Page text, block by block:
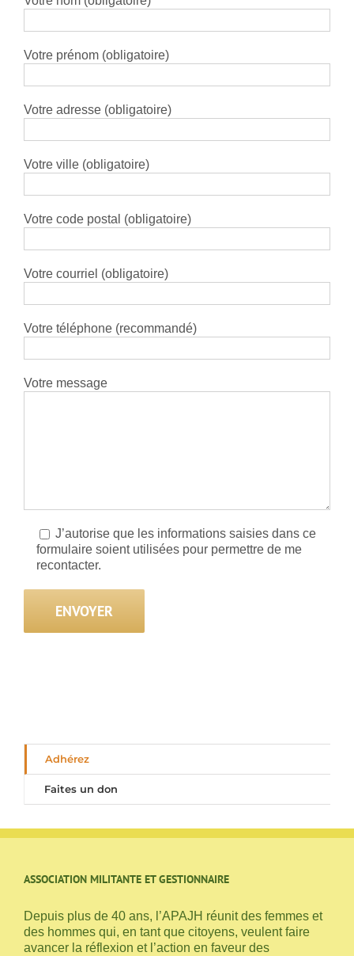
Votre prénom (obligatoire)
Votre adresse (obligatoire)
Votre ville (obligatoire)
Votre code postal (obligatoire)
Votre courriel (obligatoire)
Votre téléphone (recommandé)
Votre message
J’autorise que les informations saisies dans ce
formulaire soient utilisées pour permettre de me
recontacter.
Adhérez
Faites un don
ASSOCIATION MILITANTE ET GESTIONNAIRE
Depuis plus de 40 ans, l’APAJH réunit des femmes et
des hommes qui, en tant que citoyens, veulent faire
avancer la réflexion et l’action en faveur des